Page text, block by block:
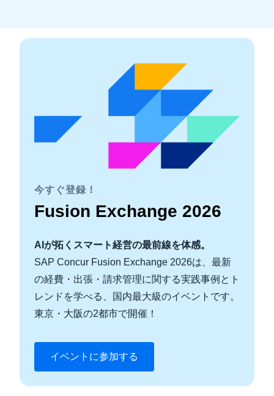
今すぐ登録！
Fusion Exchange 2026
AIが拓くスマート経営の最前線を体感。
SAP Concur Fusion Exchange 2026は、最新
の経費・出張・請求管理に関する実践事例とト
レンドを学べる、国内最大級のイベントです。
東京・大阪の2都市で開催！
イベントに参加する